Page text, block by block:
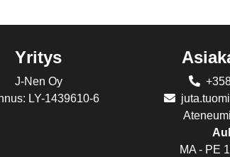
Yritys
J-Nen Oy
LY-1439610-6
MA - PE